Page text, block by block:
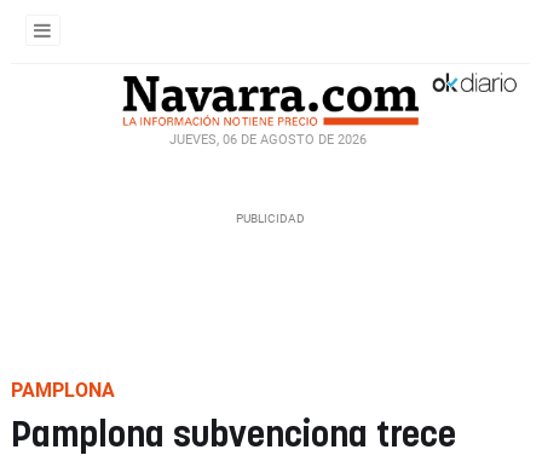
JUEVES, 06 DE AGOSTO DE 2026
PAMPLONA
Pamplona subvenciona trece